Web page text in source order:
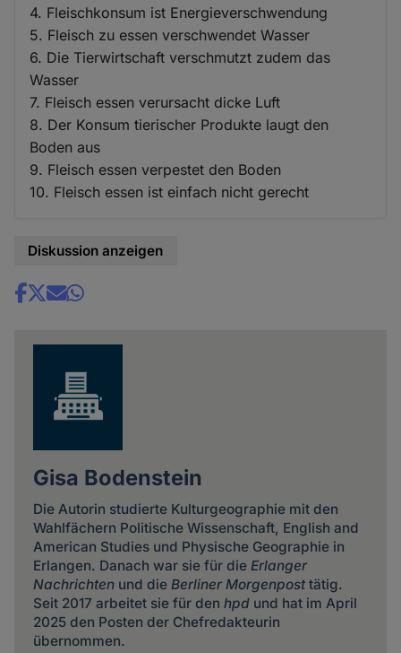
4. Fleischkonsum ist Energieverschwendung
5. Fleisch zu essen verschwendet Wasser
6. Die Tierwirtschaft verschmutzt zudem das
Wasser
7. Fleisch essen verursacht dicke Luft
8. Der Konsum tierischer Produkte laugt den
Boden aus
9. Fleisch essen verpestet den Boden
10. Fleisch essen ist einfach nicht gerecht
Diskussion anzeigen
Share
Gisa Bodenstein
Die Autorin studierte Kulturgeographie mit den
Wahlfächern Politische Wissenschaft, English and
American Studies und Physische Geographie in
Erlangen. Danach war sie für die Erlanger
Nachrichtenund die Berliner Morgenposttätig.
Seit 2017 arbeitet sie für den hpdund hat im April
2025 den Posten der Chefredakteurin
übernommen.